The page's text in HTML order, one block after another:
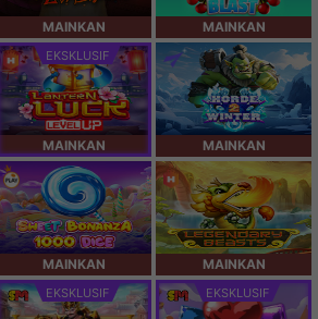
MAINKAN MAINKAN
EKSKLUSIF
MAINKAN MAINKAN
MAINKAN MAINKAN
EKSKLUSIF EKSKLUSIF